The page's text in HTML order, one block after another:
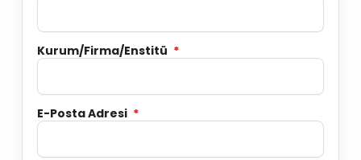
Kurum/Firma/Enstitü *
E-Posta Adresi *